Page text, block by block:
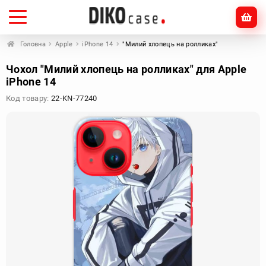
Головна Apple iPhone 14 "Милий хлопець на ролликах"
Чохол "Милий хлопець на ролликах" для Apple
iPhone 14
Код товару: 22-KN-77240